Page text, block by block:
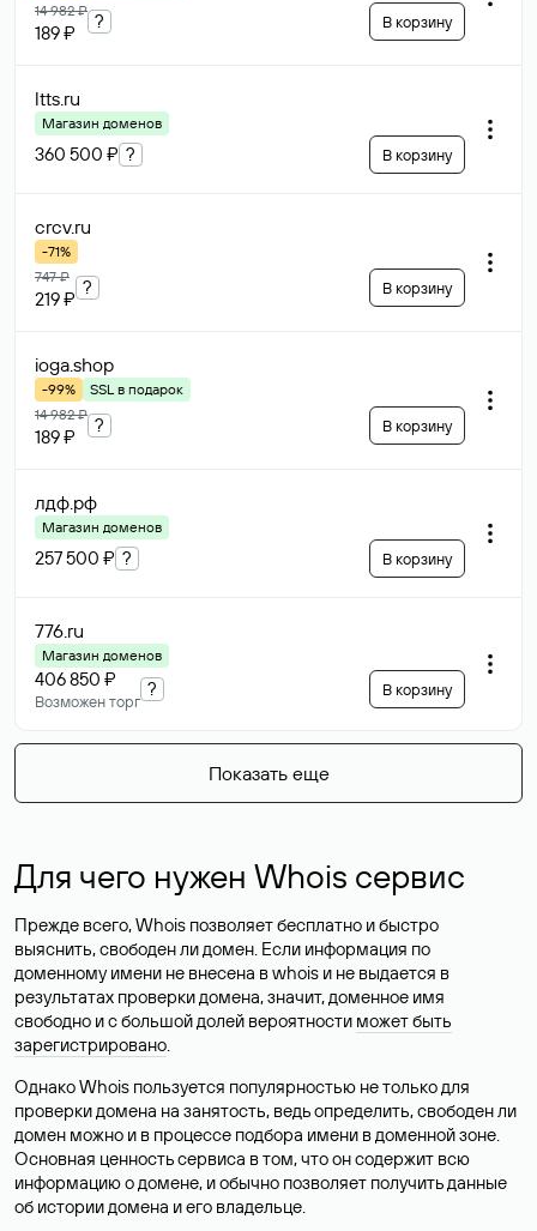
14 982 ₽
189 ₽
? В корзину
ltts.ru
Магазин доменов
360 500 ₽ ? В корзину
crcv.ru
-71%
747 ₽
219 ₽
? В корзину
ioga.shop
-99%
SSL в подарок
14 982 ₽
189 ₽
? В корзину
лдф.рф
Магазин доменов
257 500 ₽ ? В корзину
776.ru
Магазин доменов
406 850 ₽
Возможен торг
? В корзину
Показать еще
Для чего нужен Whois сервис
Прежде всего, Whois позволяет бесплатно и быстро
выяснить, свободен ли домен. Если информация по
доменному имени не внесена в whois и не выдается в
результатах проверки домена, значит, доменное имя
свободно и с большой долей вероятности может быть
зарегистрировано.
Однако Whois пользуется популярностью не только для
проверки домена на занятость, ведь определить, свободен ли
домен можно и в процессе подбора имени в доменной зоне.
Основная ценность сервиса в том, что он содержит всю
информацию о домене, и обычно позволяет получить данные
об истории домена и его владельце.